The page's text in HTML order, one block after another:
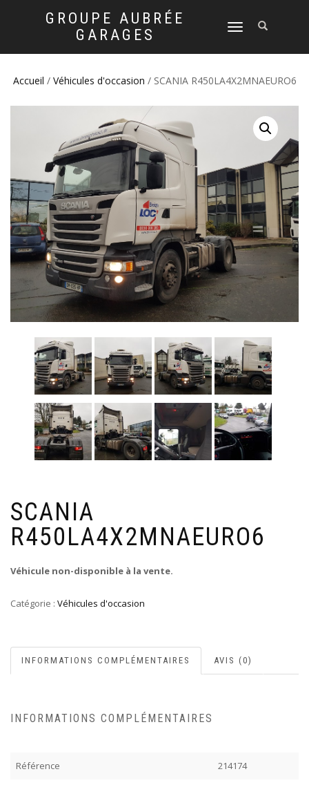
GROUPE AUBRÉE
GARAGES
DÉPLIER
NAVIGATION
Accueil / Véhicules d'occasion / SCANIA R450LA4X2MNAEURO6
SCANIA
R450LA4X2MNAEURO6
Véhicule non-disponible à la vente.
Catégorie : Véhicules d'occasion
INFORMATIONS COMPLÉMENTAIRES AVIS (0)
INFORMATIONS COMPLÉMENTAIRES
Référence 214174